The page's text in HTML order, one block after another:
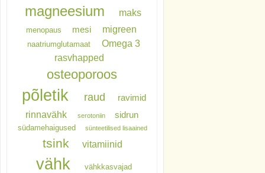
magneesium maks
menopaus mesi migreen
naatriumglutamaat
Omega 3
rasvhapped
osteoporoos
põletik raud ravimid
rinnavähk serotoniin sidrun
südamehaigused sünteetilised lisaained
tsink vitamiinid
vähk vähkkasvajad